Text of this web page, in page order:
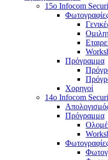
15o Infocom
Πρόγραμμα
Χορηγοί
14o Infocom
Πρόγραμμα